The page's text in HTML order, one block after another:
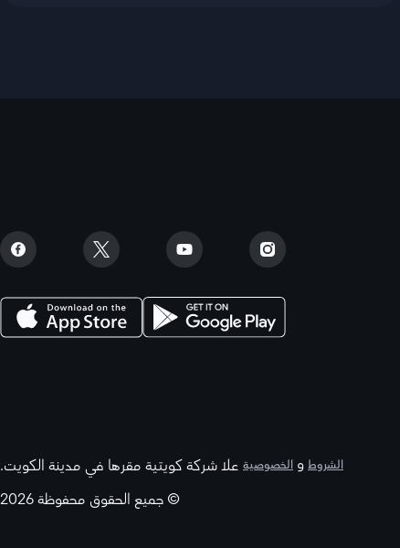
علا شركة كويتية مقرها في مدينة الكويت. الشروطو الخصوصية
© جميع الحقوق محفوظة 2026